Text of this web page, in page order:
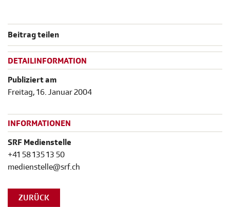
Beitrag teilen
DETAILINFORMATION
Publiziert am
Freitag, 16. Januar 2004
INFORMATIONEN
SRF Medienstelle
+41 58 135 13 50
medienstelle@srf.ch
ZURÜCK